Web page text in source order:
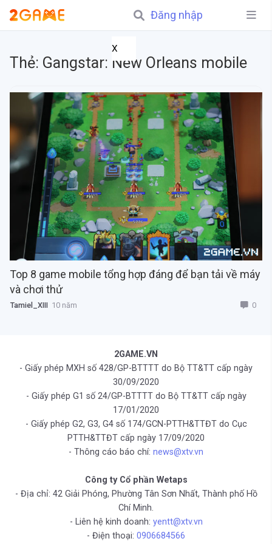
Đăng nhập
X
Thẻ: Gangstar: New Orleans mobile
Top 8 game mobile tổng hợp đáng để bạn tải về máy
và chơi thử
Tamiel_XIII 10 năm 0
2GAME.VN
- Giấy phép MXH số 428/GP-BTTTT do Bộ TT&TT cấp ngày
30/09/2020
- Giấy phép G1 số 24/GP-BTTTT do Bộ TT&TT cấp ngày
17/01/2020
- Giấy phép G2, G3, G4 số 174/GCN-PTTH&TTĐT do Cục
PTTH&TTĐT cấp ngày 17/09/2020
- Thông cáo báo chí: news@xtv.vn
Công ty Cổ phần Wetaps
- Địa chỉ: 42 Giải Phóng, Phường Tân Sơn Nhất, Thành phố Hồ
Chí Minh.
- Liên hệ kinh doanh: yentt@xtv.vn
- Điện thoại: 0906684566